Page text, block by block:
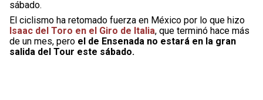
sábado.
El ciclismo ha retomado fuerza en México por lo que hizo
Isaac del Toro en el Giro de Italia, que terminó hace más
de un mes, pero el de Ensenada no estará en la gran
salida del Tour este sábado.